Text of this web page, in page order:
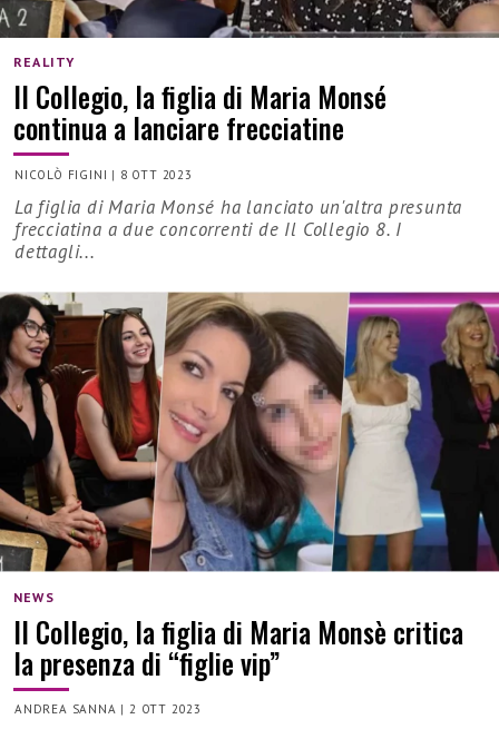
REALITY
Il Collegio, la figlia di Maria Monsé
continua a lanciare frecciatine
NICOLÒ FIGINI | 8 OTT 2023
La figlia di Maria Monsé ha lanciato un'altra presunta
frecciatina a due concorrenti de Il Collegio 8. I
dettagli...
NEWS
Il Collegio, la figlia di Maria Monsè critica
la presenza di “figlie vip”
ANDREA SANNA |2 OTT 2023